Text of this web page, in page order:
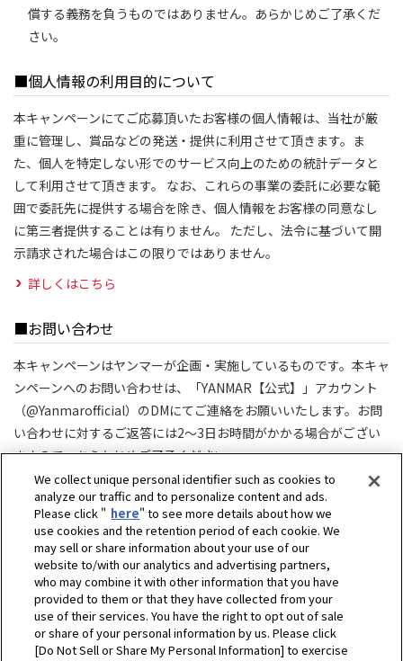
償する義務を負うものではありません。あらかじめご了承くだ
さい。
■個人情報の利用目的について
本キャンペーンにてご応募頂いたお客様の個人情報は、当社が厳
重に管理し、賞品などの発送・提供に利用させて頂きます。ま
た、個人を特定しない形でのサービス向上のための統計データと
して利用させて頂きます。 なお、これらの事業の委託に必要な範
囲で委託先に提供する場合を除き、個人情報をお客様の同意なし
に第三者提供することは有りません。 ただし、法令に基づいて開
示請求された場合はこの限りではありません。
詳しくはこちら
■お問い合わせ
本キャンペーンはヤンマーが企画・実施しているものです。本キャ
ンペーンへのお問い合わせは、「YANMAR【公式】」アカウント
（@Yanmarofficial）のDMにてご連絡をお願いいたします。お問
い合わせに対するご返答には2～3日お時間がかかる場合がござい
ますので、あらかじめご了承ください。
対応時間：平日10:00-17:00（土日祝日を除く）
We collect unique personal identifier such as cookies to
analyze our traffic and to personalize content and ads.
Please click " here" to see more details about how we
use cookies and the retention period of each cookie. We
may sell or share information about your use of our
website to/with our analytics and advertising partners,
who may combine it with other information that you have
provided to them or that they have collected from your
use of their services. You have the right to opt out of sale
or share of your personal information by us. Please click
[Do Not Sell or Share My Personal Information] to exercise